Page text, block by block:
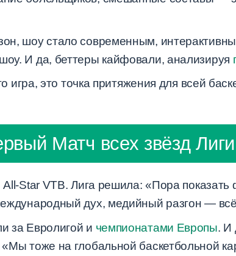
шоу стало современным,
И да, беттеры кайфовали, анализируя
игра, это точка притяжения для всей
Матч всех звёзд
Star VTB. Лига решила: «Пора показать
дух, медийный разгон —
за Евролигой и чемпионатами Европы. И
тоже на глобальной баскетбольной